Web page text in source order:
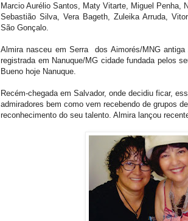
Marcio Aurélio Santos, Maty Vitarte, Miguel Penha,
Sebastião Silva, Vera Bageth, Zuleika Arruda,
São Gonçalo.
Almira nasceu em Serra dos Aimorés/MNG
registrada em Nanuque/MG cidade fundada pelos
Bueno hoje Nanuque.
Recém-chegada em Salvador, onde decidiu ficar,
admiradores bem como vem recebendo de grupos
reconhecimento do seu talento. Almira lançou